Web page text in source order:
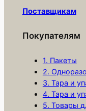
а
р
Поставщикам
Покупателям
1. Пакеты
2.
3. Тара и
4. Тара и
5. Товары